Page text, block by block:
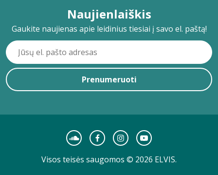
Naujienlaiškis
Gaukite naujienas apie leidinius tiesiai į savo el. paštą!
Prenumeruoti
Visos teisės saugomos © 2026 ELVIS.